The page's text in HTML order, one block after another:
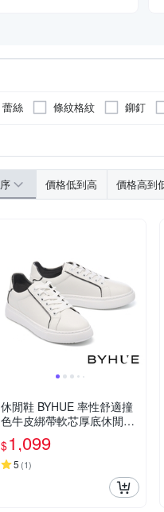
蕾絲 條紋格紋 鉚釘
價格低到高 價格高到
休閒鞋 BYHUE 率性舒適撞
色牛皮綁帶軟芯厚底休閒鞋
－黑
$1,099
5 (1)